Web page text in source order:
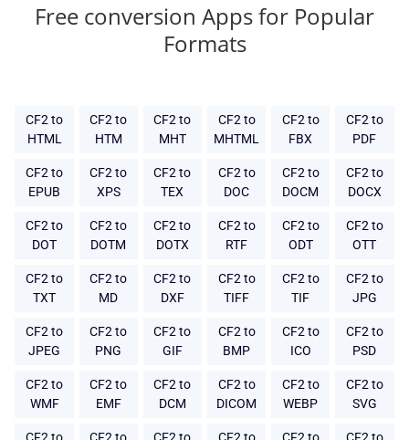
Free conversion Apps for Popular
Formats
CF2 to
HTML
CF2 to
HTM
CF2 to
MHT
CF2 to
MHTML
CF2 to
FBX
CF2 to
PDF
CF2 to
EPUB
CF2 to
XPS
CF2 to
TEX
CF2 to
DOC
CF2 to
DOCM
CF2 to
DOCX
CF2 to
DOT
CF2 to
DOTM
CF2 to
DOTX
CF2 to
RTF
CF2 to
ODT
CF2 to
OTT
CF2 to
TXT
CF2 to
MD
CF2 to
DXF
CF2 to
TIFF
CF2 to
TIF
CF2 to
JPG
CF2 to
JPEG
CF2 to
PNG
CF2 to
GIF
CF2 to
BMP
CF2 to
ICO
CF2 to
PSD
CF2 to
WMF
CF2 to
EMF
CF2 to
DCM
CF2 to
DICOM
CF2 to
WEBP
CF2 to
SVG